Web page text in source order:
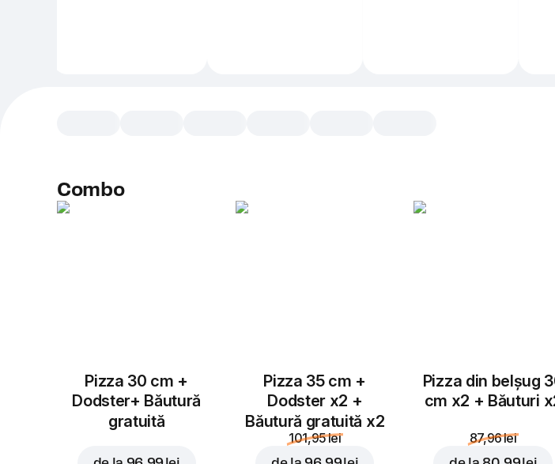
Combo
Pizza 30 cm +
Dodster+ Băutură
gratuită
Pizza 35 cm +
Dodster x2 +
Băutură gratuită x2
101,95 lei
Pizza din belșug
cm x2 + Băuturi
87,96 lei